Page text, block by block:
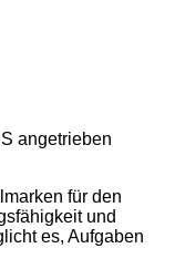
angetrieben
für den
und
es, Aufgaben